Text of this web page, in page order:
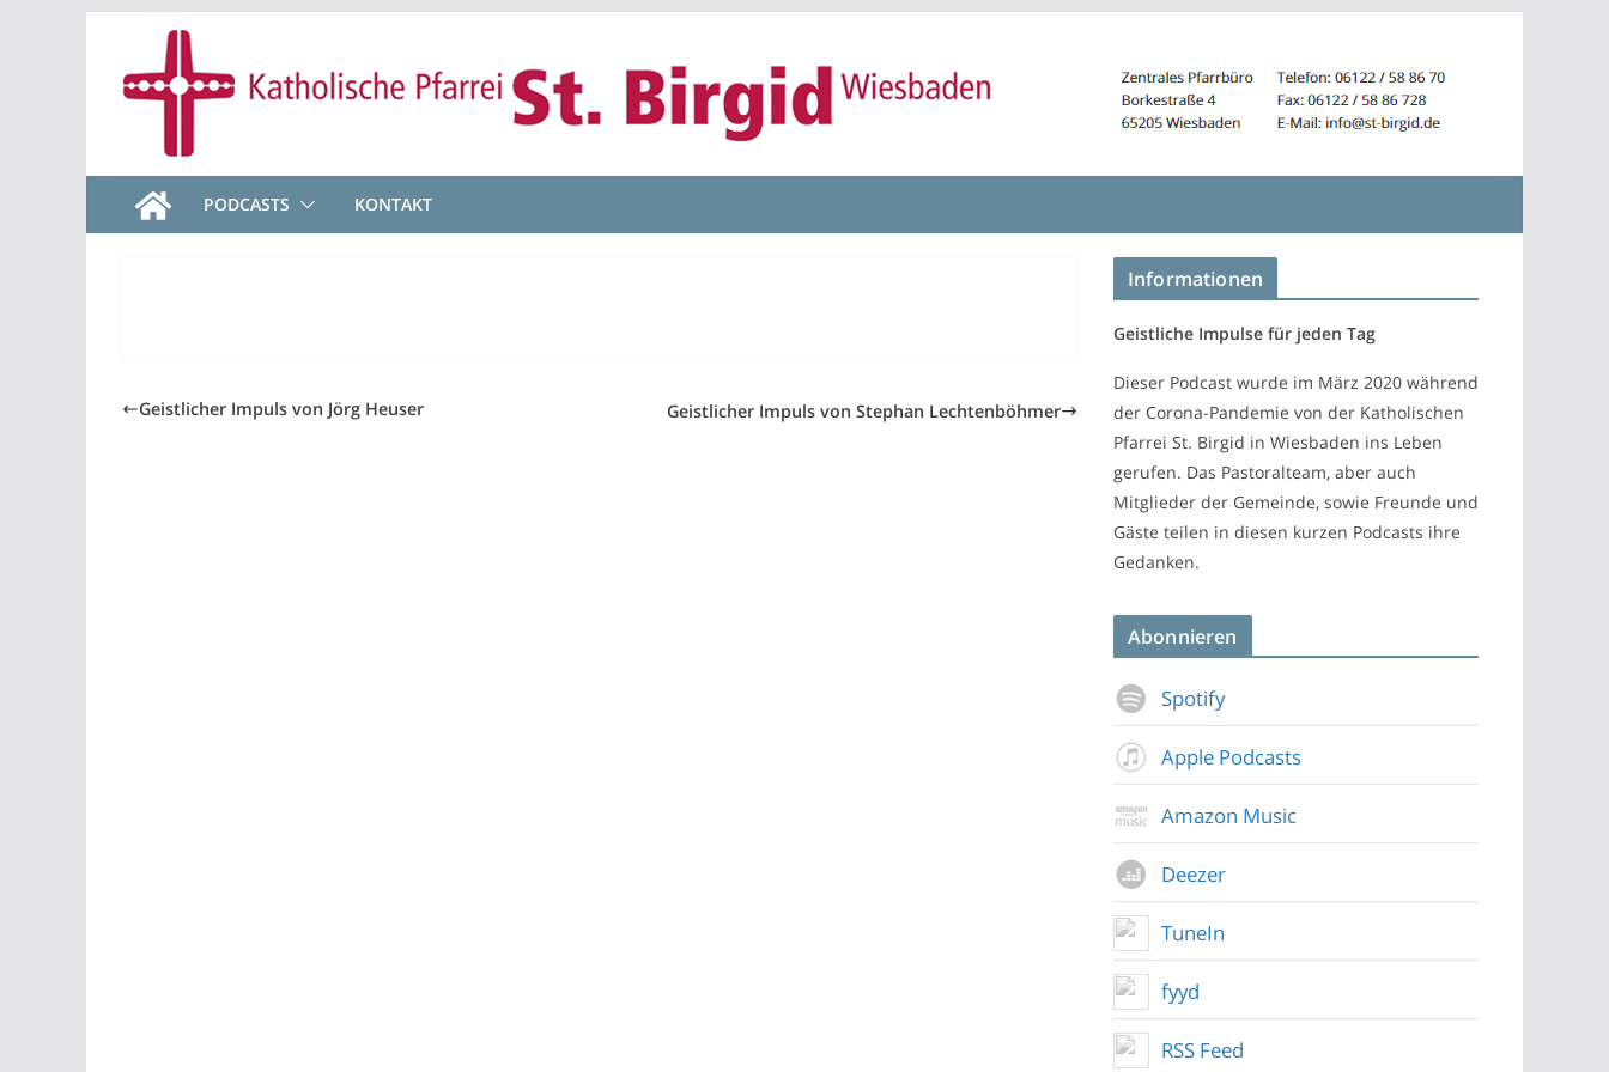
springen
PODCASTS KONTAKT
Geistlicher Impuls von Jörg Heuser Geistlicher Impuls von Stephan Lechtenböhmer
Informationen
Geistliche Impulse für jeden Tag
Dieser Podcast wurde im März 2020 während
der Corona-Pandemie von der Katholischen
Pfarrei St. Birgid in Wiesbaden ins Leben
gerufen. Das Pastoralteam, aber auch
Mitglieder der Gemeinde, sowie Freunde und
Gäste teilen in diesen kurzen Podcasts ihre
Gedanken.
Abonnieren
Spotify
Apple Podcasts
Amazon Music
Deezer
TuneIn
fyyd
RSS Feed